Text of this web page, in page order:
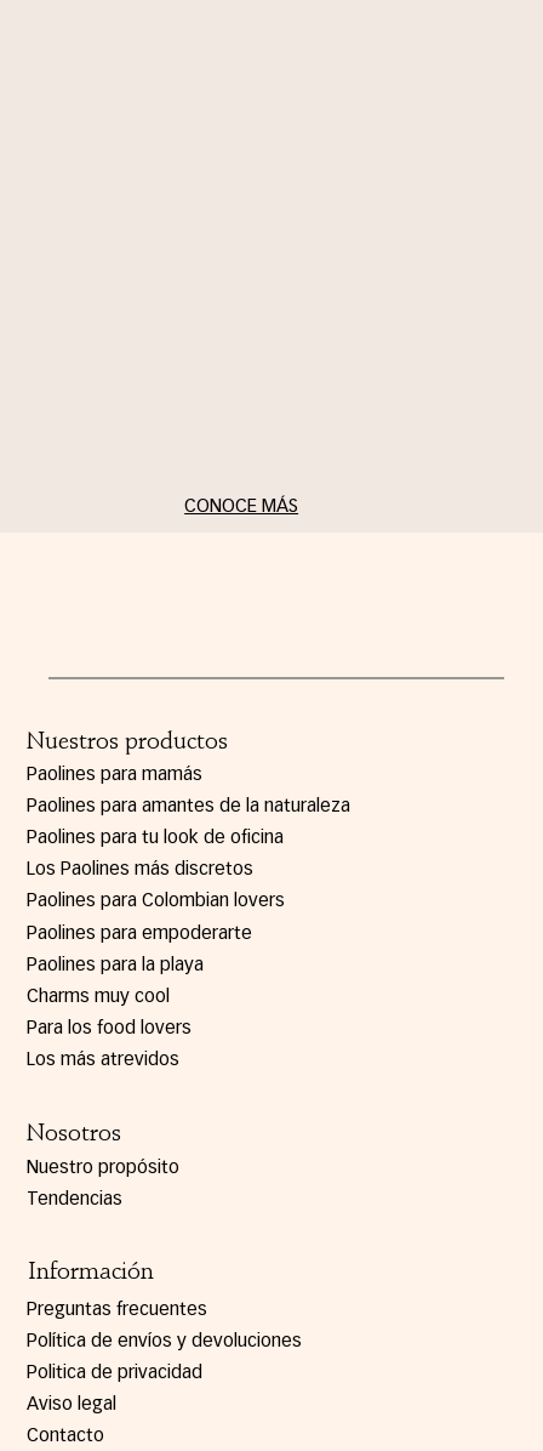
CONOCE MÁS
Nuestros productos
Paolines para mamás
Paolines para amantes de la naturaleza
Paolines para tu look de oficina
Paolines para Colombian lovers
Los Paolines más discretos
Paolines para empoderarte
Paolines para la playa
Charms muy cool
Para los food lovers
Los más atrevidos
Nosotros
Nuestro propósito
Tendencias
Información
Preguntas frecuentes
Política de envíos y devoluciones
Politica de privacidad
Aviso legal
Contacto